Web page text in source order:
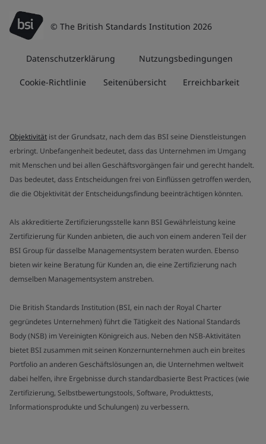
© The British Standards Institution 2026
Datenschutzerklärung Nutzungsbedingungen
Cookie-Richtlinie Seitenübersicht Erreichbarkeit
Objektivität ist der Grundsatz, nach dem das BSI seine Dienstleistungen
erbringt. Unbefangenheit bedeutet, dass das Unternehmen im Umgang
mit Menschen und bei allen Geschäftsvorgängen fair und gerecht handelt.
Das bedeutet, dass Entscheidungen frei von Einflüssen getroffen werden,
die die Objektivität der Entscheidungsfindung beeinträchtigen könnten.
Als akkreditierte Zertifizierungsstelle kann BSI Gewährleistung keine
Zertifizierung für Kunden anbieten, die auch von einem anderen Teil der
BSI Group für dasselbe Managementsystem beraten wurden. Ebenso
bieten wir keine Beratung für Kunden an, die eine Zertifizierung nach
demselben Managementsystem anstreben.
Die British Standards Institution (BSI, ein nach der Royal Charter
gegründetes Unternehmen) führt die Tätigkeit des National Standards
Body (NSB) im Vereinigten Königreich aus. Neben den NSB-Aktivitäten
bietet BSI zusammen mit seinen Konzernunternehmen auch ein breites
Portfolio an anderen Geschäftslösungen an, die Unternehmen weltweit
dabei helfen, ihre Ergebnisse durch standardbasierte Best Practices (wie
Zertifizierung, Selbstbewertungstools, Software, Produkttests,
Informationsprodukte und Schulungen) zu verbessern.